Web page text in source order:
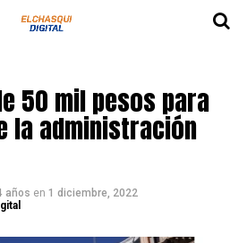
50 mil pesos para
la administración
años en 1 diciembre, 2022